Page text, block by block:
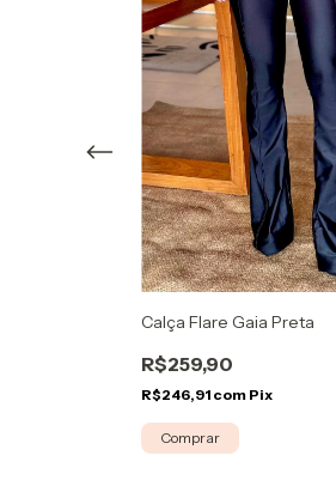
Calça Flare Gaia Preta
R$259,90
R$246,91 com Pix
Comprar